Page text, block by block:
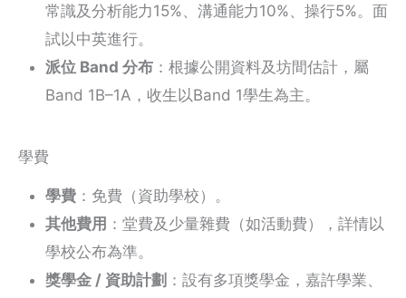
常識及分析能力15%、溝通能力10%、操行5%。面
試以中英進行。
派位 Band 分布 ：根據公開資料及坊間估計，屬
Band 1B–1A，收生以Band 1學生為主。
學費
學費 ：免費（資助學校）。
其他費用 ：堂費及少量雜費（如活動費），詳情以
學校公布為準。
獎學金 / 資助計劃 ：設有多項獎學金，嘉許學業、